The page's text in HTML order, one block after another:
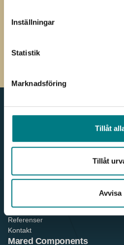
Inställningar
Statistik
Marknadsföring
Tillåt
Tillåt
Avvisa
Produkter & Webbshop
Våra leverantörer
Hållbarhet
Referenser
Kontakt
Mared Components